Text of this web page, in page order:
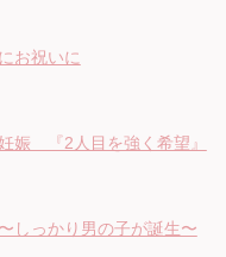
お祝いに
娠 『2人目を強く希望』
しっかり男の子が誕生〜